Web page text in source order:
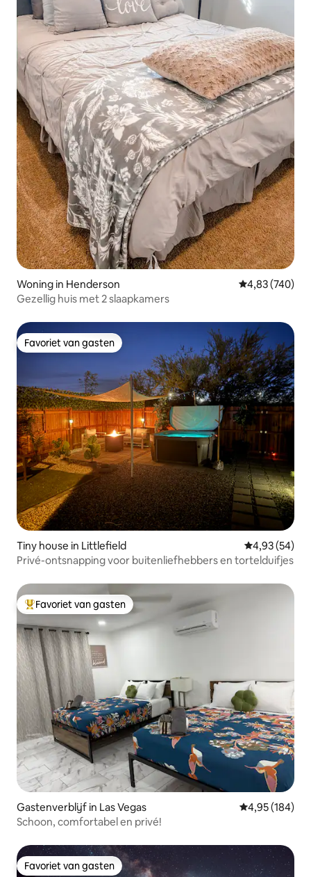
Woning in Henderson Gemiddelde
4,83 (740)
Gezellig huis met 2 slaapkamers
Favoriet van gasten
Favoriet van gasten
Tiny house in Littlefield Gemiddelde
4,93 (54)
Privé-ontsnapping voor buitenliefhebbers en tortelduifjes
Topfavoriet van gasten
Favoriet van gasten
Gastenverblijf in Las Vegas Gemiddelde
4,95 (184)
Schoon, comfortabel en privé!
Favoriet van gasten
Favoriet van gasten